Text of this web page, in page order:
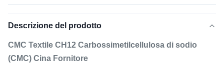
Descrizione del prodotto
CMC Textile CH12 Carbossimetilcellulosa di sodio
(CMC) Cina Fornitore